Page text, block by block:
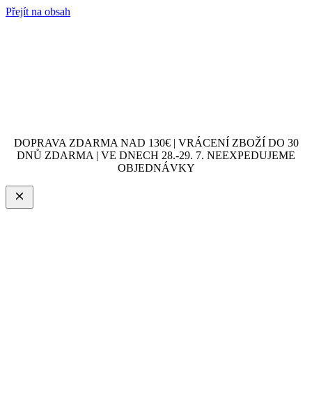
Přejít na obsah
DOPRAVA ZDARMA NAD 130€ | VRÁCENÍ ZBOŽÍ DO 30
DNŮ ZDARMA | VE DNECH 28.-29. 7. NEEXPEDUJEME
OBJEDNÁVKY